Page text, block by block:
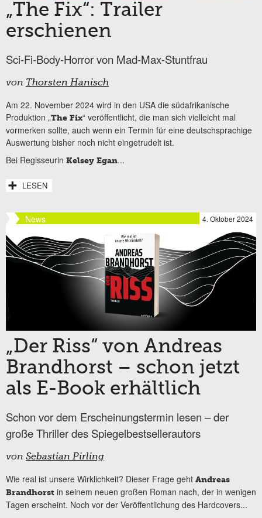
„The Fix“: Trailer
erschienen
Sci-Fi-Body-Horror von Mad-Max-Stuntfrau
von Thorsten Hanisch
Am 22. November 2024 wird in den USA die südafrikanische
Produktion „The Fix“ veröffentlicht, die man sich vielleicht mal
vormerken sollte, auch wenn ein Termin für eine deutschsprachige
Auswertung bisher noch nicht eingetrudelt ist.
Bei Regisseurin Kelsey Egan...
LESEN
News 4. Oktober 2024
„Der Riss“ von Andreas
Brandhorst – schon jetzt
als E-Book erhältlich
Schon vor dem Erscheinungstermin lesen – der
große Thriller des Spiegelbestsellerautors
von Sebastian Pirling
Wie real ist unsere Wirklichkeit? Dieser Frage geht Andreas
Brandhorst in seinem neuen großen Roman nach, der in wenigen
Tagen erscheint. Noch vor der Veröffentlichung des Hardcovers...